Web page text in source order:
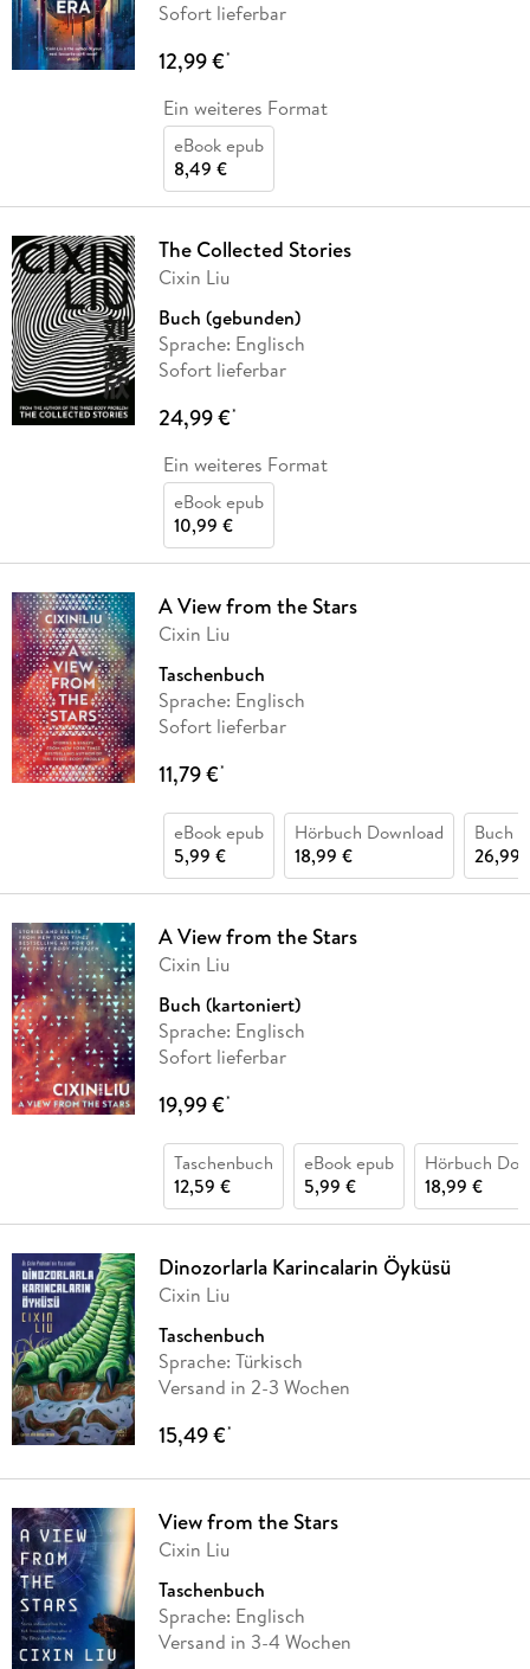
Sofort lieferbar
12,99 €*
Ein weiteres Format
eBook epub
8,49 €
The Collected Stories
Cixin Liu
Buch (gebunden)
Sprache: Englisch
Sofort lieferbar
24,99 €*
Ein weiteres Format
eBook epub
10,99 €
A View from the Stars
Cixin Liu
Taschenbuch
Sprache: Englisch
Sofort lieferbar
11,79 €*
eBook epub
5,99 €
Hörbuch Download
18,99 €
Buch
26,99
A View from the Stars
Cixin Liu
Buch (kartoniert)
Sprache: Englisch
Sofort lieferbar
19,99 €*
Taschenbuch
12,59 €
eBook epub
5,99 €
Hörbuch
18,99 €
Dinozorlarla Karincalarin Öyküsü
Cixin Liu
Taschenbuch
Sprache: Türkisch
Versand in 2-3 Wochen
15,49 €*
View from the Stars
Cixin Liu
Taschenbuch
Sprache: Englisch
Versand in 3-4 Wochen